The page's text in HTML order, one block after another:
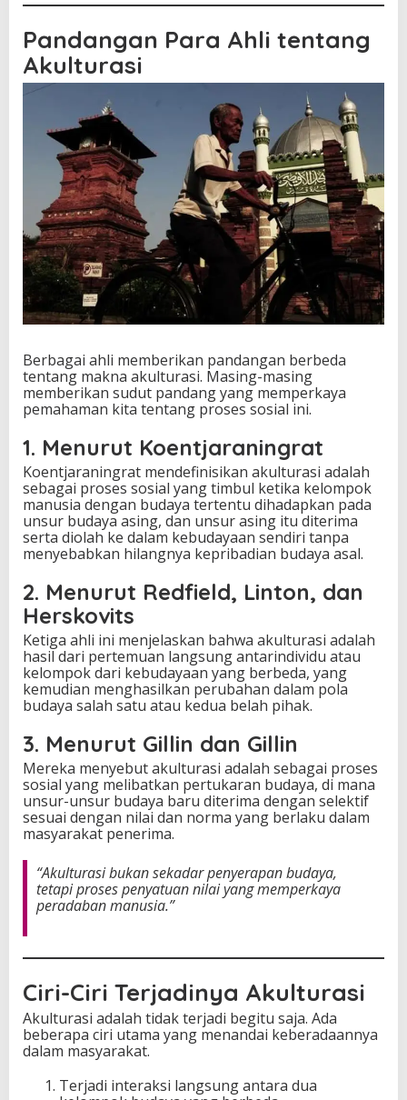
Pandangan Para Ahli tentang
Akulturasi
Berbagai ahli memberikan pandangan berbeda
tentang makna akulturasi. Masing-masing
memberikan sudut pandang yang memperkaya
pemahaman kita tentang proses sosial ini.
1. Menurut Koentjaraningrat
Koentjaraningrat mendefinisikan akulturasi adalah
sebagai proses sosial yang timbul ketika kelompok
manusia dengan budaya tertentu dihadapkan pada
unsur budaya asing, dan unsur asing itu diterima
serta diolah ke dalam kebudayaan sendiri tanpa
menyebabkan hilangnya kepribadian budaya asal.
2. Menurut Redfield, Linton, dan
Herskovits
Ketiga ahli ini menjelaskan bahwa akulturasi adalah
hasil dari pertemuan langsung antarindividu atau
kelompok dari kebudayaan yang berbeda, yang
kemudian menghasilkan perubahan dalam pola
budaya salah satu atau kedua belah pihak.
3. Menurut Gillin dan Gillin
Mereka menyebut akulturasi adalah sebagai proses
sosial yang melibatkan pertukaran budaya, di mana
unsur-unsur budaya baru diterima dengan selektif
sesuai dengan nilai dan norma yang berlaku dalam
masyarakat penerima.
“Akulturasi bukan sekadar penyerapan budaya,
tetapi proses penyatuan nilai yang memperkaya
peradaban manusia.”
Ciri-Ciri Terjadinya Akulturasi
Akulturasi adalah tidak terjadi begitu saja. Ada
beberapa ciri utama yang menandai keberadaannya
dalam masyarakat.
Terjadi interaksi langsung antara dua